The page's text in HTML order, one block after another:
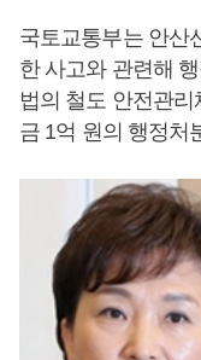
국토교통부는 안산
한 사고와 관련해
법의 철도 안전관
금 1억 원의 행정처